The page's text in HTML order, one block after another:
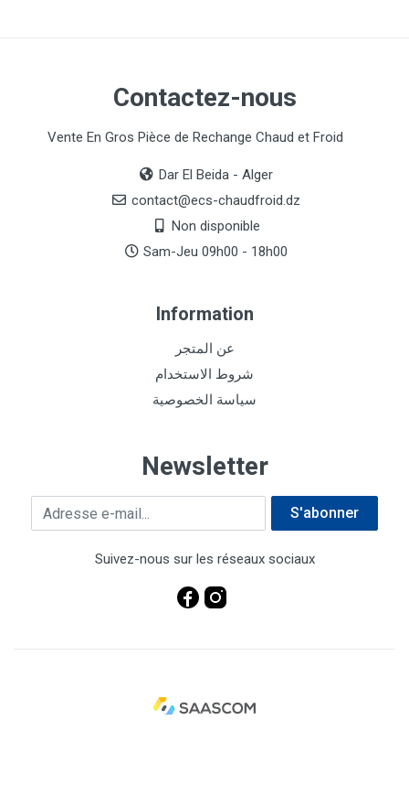
Contactez-nous
Vente En Gros Pièce de Rechange Chaud et Froid
Dar El Beida - Alger
contact@ecs-chaudfroid.dz
Non disponible
Sam-Jeu 09h00 - 18h00
Information
عن المتجر
شروط الاستخدام
سياسة الخصوصية
Newsletter
Adresse e-mail S'abonner
Suivez-nous sur les réseaux sociaux